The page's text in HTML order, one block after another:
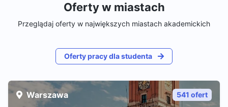
Oferty w miastach
Przeglądaj oferty w największych miastach akademickich
Oferty pracy dla studenta
Warszawa 541 ofert